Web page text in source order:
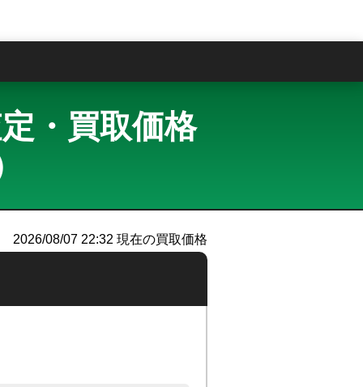
・買取価格
2026/08/07 22:32 現在の買取価格